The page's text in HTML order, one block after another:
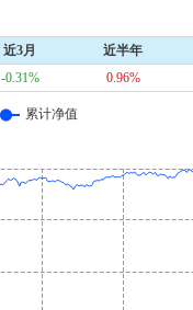
近3月
近半年
-0.31% 0.96%